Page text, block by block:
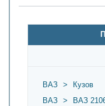
ВАЗ >
Кузов
ВАЗ
> ВАЗ